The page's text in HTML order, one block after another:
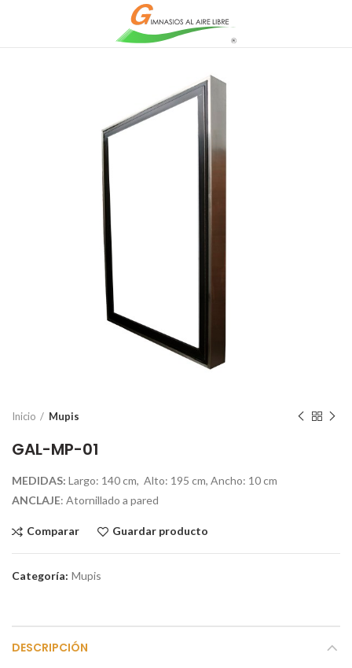
Inicio Mupis
GAL-MP-01
MEDIDAS: Largo: 140 cm, Alto: 195 cm, Ancho: 10 cm
ANCLAJE: Atornillado a pared
Comparar Guardar producto
Categoría: Mupis
DESCRIPCIÓN